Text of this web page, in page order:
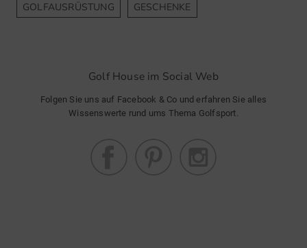
GOLFAUSRÜSTUNG GESCHENKE
Golf House im Social Web
Folgen Sie uns auf Facebook & Co und erfahren Sie alles
Wissenswerte rund ums Thema Golfsport.